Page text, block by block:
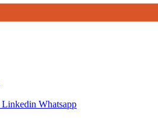
Linkedin Whatsapp